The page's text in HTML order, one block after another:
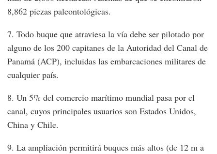
8,862 piezas paleontológicas.
7. Todo buque que atraviesa la vía debe ser pilotado por
alguno de los 200 capitanes de la Autoridad del Canal de
Panamá (ACP), incluidas las embarcaciones militares de
cualquier país.
8. Un 5% del comercio marítimo mundial pasa por el
canal, cuyos principales usuarios son Estados Unidos,
China y Chile.
9. La ampliación permitirá buques más altos (de 12 m a